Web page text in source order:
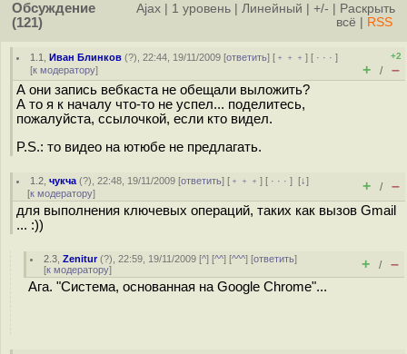
Обсуждение
(121)
Ajax 1 уровень Линейный +/-
Раскрыть
всё
RSS
1.1 ,Иван Блинков (?), 22:44, 19/11/2009 [ответить] [ ﹢﹢﹢] [ · · ·]
[к модератору]
+2
+ / –
А они запись вебкаста не обещали выложить?
А то я к началу что-то не успел... поделитесь,
пожалуйста, ссылочкой, если кто видел.
P.S.: то видео на ютюбе не предлагать.
1.2 ,чукча (?), 22:48, 19/11/2009 [ответить] [ ﹢﹢﹢] [ · · ·][↓]
[к модератору] + / –
для выполнения ключевых операций, таких как вызов Gmail
... :))
2.3 ,Zenitur(?), 22:59, 19/11/2009 [^] [^^] [^^^] [ответить]
[к модератору] + / –
Ага. "Система, основанная на Google Chrome"...